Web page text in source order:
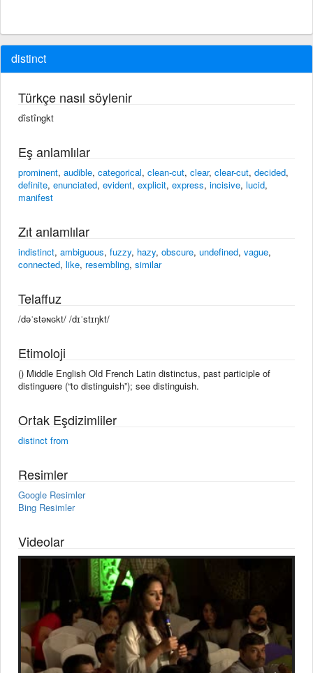
distinct
Türkçe nasıl söylenir
dîstîngkt
Eş anlamlılar
prominent, audible, categorical, clean-cut, clear, clear-cut, decided,
definite, enunciated, evident, explicit, express, incisive, lucid,
manifest
Zıt anlamlılar
indistinct, ambiguous, fuzzy, hazy, obscure, undefined, vague,
connected, like, resembling, similar
Telaffuz
/dəˈstəɴɢkt/ /dɪˈstɪŋkt/
Etimoloji
() Middle English Old French Latin distinctus, past participle of
distinguere (“to distinguish”); see distinguish.
Ortak Eşdizimliler
distinct from
Resimler
Google Resimler
Bing Resimler
Videolar